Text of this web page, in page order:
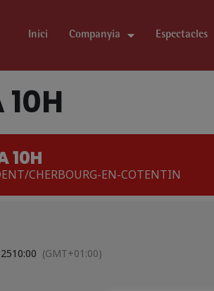
Inici Companyia Espectacles
10H
10H
CHERBOURG-EN-COTENTIN
10:00 (GMT+01:00)